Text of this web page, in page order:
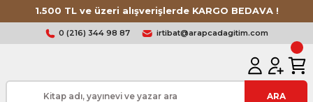
1.500 TL ve üzeri alışverişlerde KARGO BEDAVA !
0 (216) 344 98 87 irtibat@arapcadagitim.com
ARA